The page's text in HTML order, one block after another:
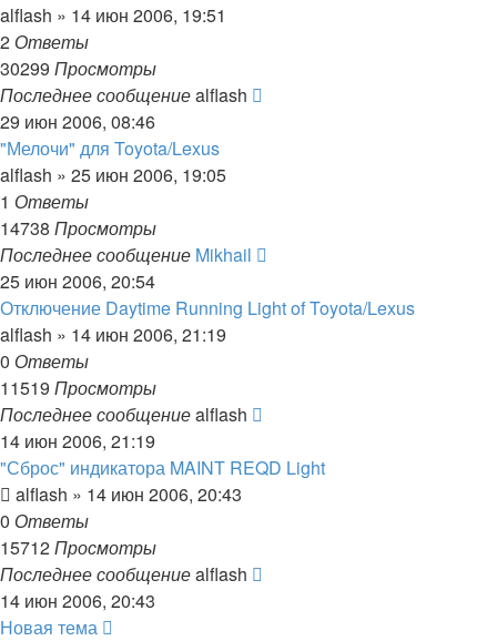
alflash » 14 июн 2006, 19:51
2 Ответы
30299 Просмотры
Последнее сообщениеalflash
29 июн 2006, 08:46
"Мелочи" для Toyota/Lexus
alflash » 25 июн 2006, 19:05
1 Ответы
14738 Просмотры
Последнее сообщение Mikhail
25 июн 2006, 20:54
Отключение Daytime Running Light of Toyota/Lexus
alflash » 14 июн 2006, 21:19
0 Ответы
11519 Просмотры
Последнее сообщениеalflash
14 июн 2006, 21:19
"Сброс" индикатора MAINT REQD Light
alflash » 14 июн 2006, 20:43
0 Ответы
15712Просмотры
Последнее сообщениеalflash
14 июн 2006, 20:43
Новая тема